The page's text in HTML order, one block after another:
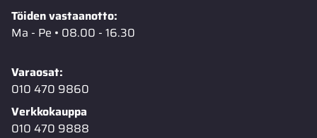
Töiden vastaanotto:
Ma - Pe • 08.00 - 16.30
Varaosat:
010 470 9860
Verkkokauppa
010 470 9888